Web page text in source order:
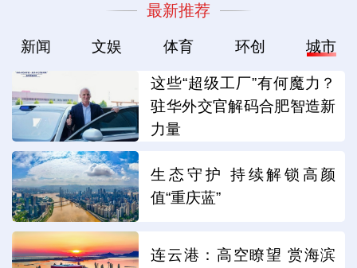
最新推荐
新闻 文娱 体育 环创 城市
这些“超级工厂”有何魔力？
驻华外交官解码合肥智造新
力量
生态守护 持续解锁高颜
值“重庆蓝”
连云港：高空瞭望 赏海滨